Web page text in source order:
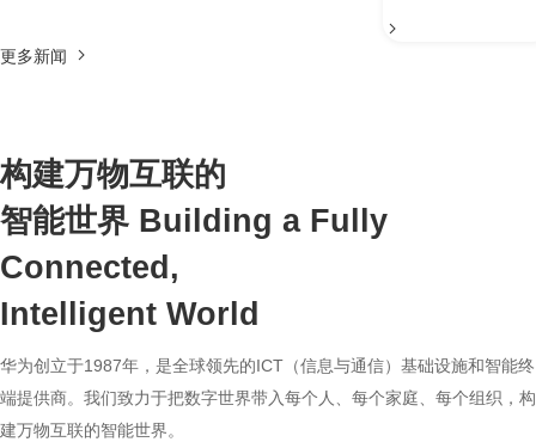
更多新闻
构建万物互联的
智能世界 Building a Fully
Connected,
Intelligent World
华为创立于1987年，是全球领先的ICT（信息与通信）基础设施和智能终
端提供商。我们致力于把数字世界带入每个人、每个家庭、每个组织，构
建万物互联的智能世界。